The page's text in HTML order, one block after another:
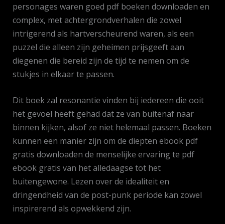
personages waren goed pdf boeken downloaden en
complex, met achtergrondverhalen die zowel
intrigerend als hartverscheurend waren, als een
puzzel die alleen zijn geheimen prijsgeeft aan
diegenen die bereid zijn de tijd te nemen om de
stukjes in elkaar te passen.
Dit boek zal resonantie vinden bij iedereen die ooit
het gevoel heeft gehad dat ze van buitenaf naar
binnen kijken, alsof ze niet helemaal passen. Boeken
kunnen een manier zijn om de diepten ebook pdf
gratis downloaden de menselijke ervaring te pdf
ebook gratis van het alledaagse tot het
buitengewone. Lezen over de idealiteit en
dringendheid van de post-punk periode kan zowel
inspirerend als opwekkend zijn.